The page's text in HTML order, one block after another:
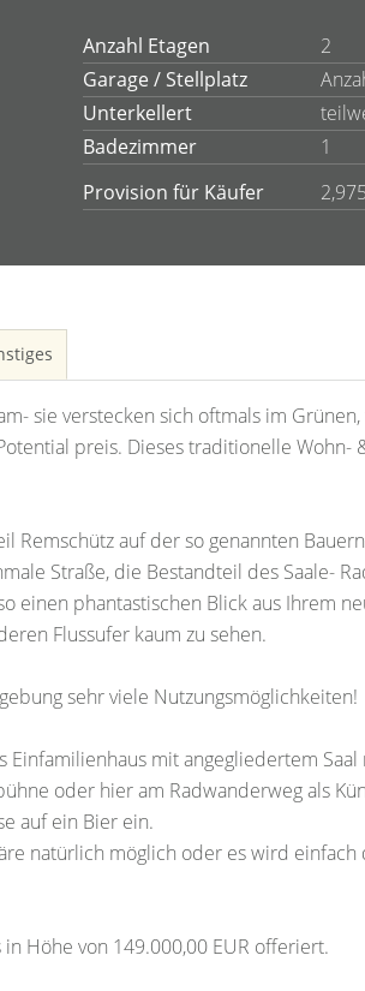
Anzahl Etagen 2
Garage / Stellplatz
Unterkellert
Badezimmer
1
Provision für Käufer
sie verstecken sich oftmals im
preis. Dieses traditionelle Wohn-
Remschütz auf der so genannten
Straße, die Bestandteil des Saale-
einen phantastischen Blick aus Ihrem
Flussufer kaum zu sehen.
sehr viele Nutzungsmöglichkeiten!
mit angegliedertem Saal
oder hier am Radwanderweg als
auf ein Bier ein.
natürlich möglich oder es wird
Höhe von 149.000,00 EUR offeriert.